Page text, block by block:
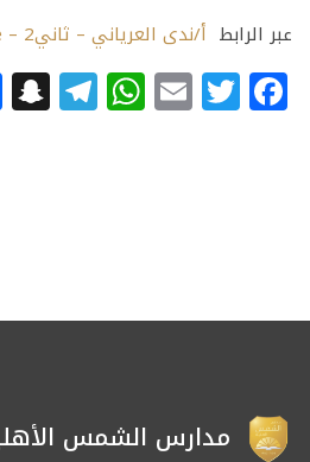
عبر الرابط أ/ندى العرياني – ثاني2 – Google Drive
Facebook
Twitter
Email
مدارس الشمس